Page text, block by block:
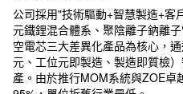
公司採用"技術驅動+智慧製造+客
元鐵鋰混合體系、聚陰離子鈉離
空電芯三大差異化產品為核心，
元、工位元即製造、製造即質檢
產。由於推行MOM系統與ZOE卓